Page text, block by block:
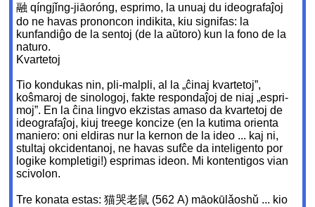
融 qíngjǐng-jiāoróng, esprimo, la unuaj du ideografaĵoj
do ne havas prononcon indikita, kiu signifas: la
kunfandiĝo de la sentoj (de la aŭtoro) kun la fono de la
naturo.
Kvartetoj
Tio kondukas nin, pli-malpli, al la „ĉinaj kvartetoj”,
koŝmaroj de sinologoj, fakte respondaĵoj de niaj „espri-
moj”. En la ĉina lingvo ekzistas amaso da kvartetoj de
ideografaĵoj, kiuj treege koncize (en la kutima orienta
maniero: oni eldiras nur la kernon de la ideo ... kaj ni,
stultaj okcidentanoj, ne havas sufĉe da inteligento por
logike kompletigi!) esprimas ideon. Mi kontentigos vian
scivolon.
Tre konata estas: 猫哭老鼠 (562 A) māokūlǎoshǔ ... kio